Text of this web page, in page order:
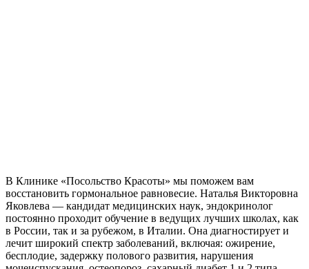
В Клинике «Посольство Красоты» мы поможем вам
восстановить гормональное равновесие. Наталья Викторовна
Яковлева — кандидат медицинских наук, эндокринолог
постоянно проходит обучение в ведущих лучших школах, как
в России, так и за рубежом, в Италии. Она диагностирует и
лечит широкий спектр заболеваний, включая: ожирение,
бесплодие, задержку полового развития, нарушения